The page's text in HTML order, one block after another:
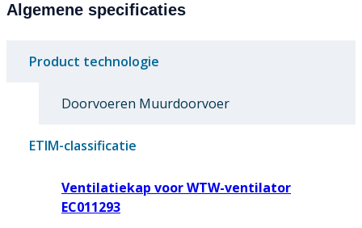
Algemene specificaties
Product technologie
Doorvoeren Muurdoorvoer
ETIM-classificatie
Ventilatiekap voor WTW-ventilator
EC011293